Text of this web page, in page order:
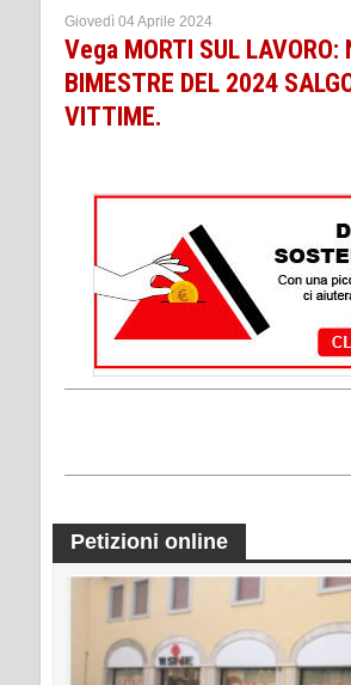
Giovedì 04 Aprile 2024
Vega MORTI SUL LAVORO:
BIMESTRE DEL 2024
VITTIME.
Petizioni online